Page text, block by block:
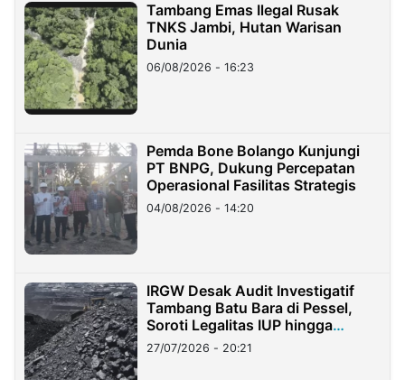
Tambang Emas Ilegal Rusak
TNKS Jambi, Hutan Warisan
Dunia
06/08/2026 - 16:23
Pemda Bone Bolango Kunjungi
PT BNPG, Dukung Percepatan
Operasional Fasilitas Strategis
04/08/2026 - 14:20
IRGW Desak Audit Investigatif
Tambang Batu Bara di Pessel,
Soroti Legalitas IUP hingga
Stockpile
27/07/2026 - 20:21